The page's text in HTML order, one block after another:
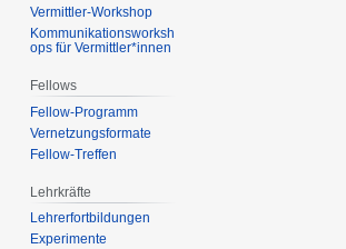
Vermittler-Workshop
Kommunikationsworksh
ops für Vermittler*innen
Fellows
Fellow-Programm
Vernetzungsformate
Fellow-Treffen
Lehrkräfte
Lehrerfortbildungen
Experimente